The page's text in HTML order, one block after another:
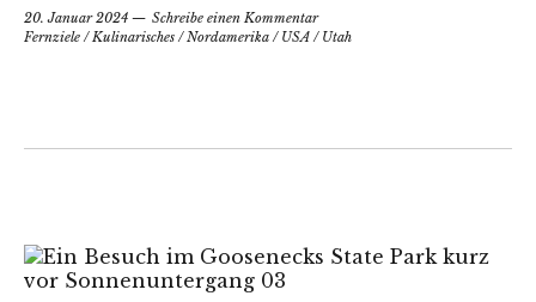
20. Januar 2024
Schreibe einen Kommentar
Fernziele /Kulinarisches /Nordamerika / USA / Utah